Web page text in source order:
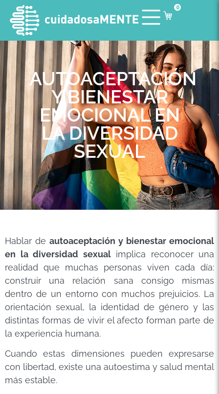
0
AUTOACEPTACIÓN
Y BIENESTAR
EMOCIONAL EN
LA DIVERSIDAD
SEXUAL
Hablar de autoaceptación y bienestar emocional
en la diversidad sexualimplica reconocer una
realidad que muchas personas viven cada día:
construir una relación sana consigo mismas
dentro de un entorno con muchos prejuicios. La
orientación sexual, la identidad de género y las
distintas formas de vivir el afecto forman parte de
la experiencia humana.
Cuando estas dimensiones pueden expresarse
con libertad, existe una autoestima y salud mental
más estable.